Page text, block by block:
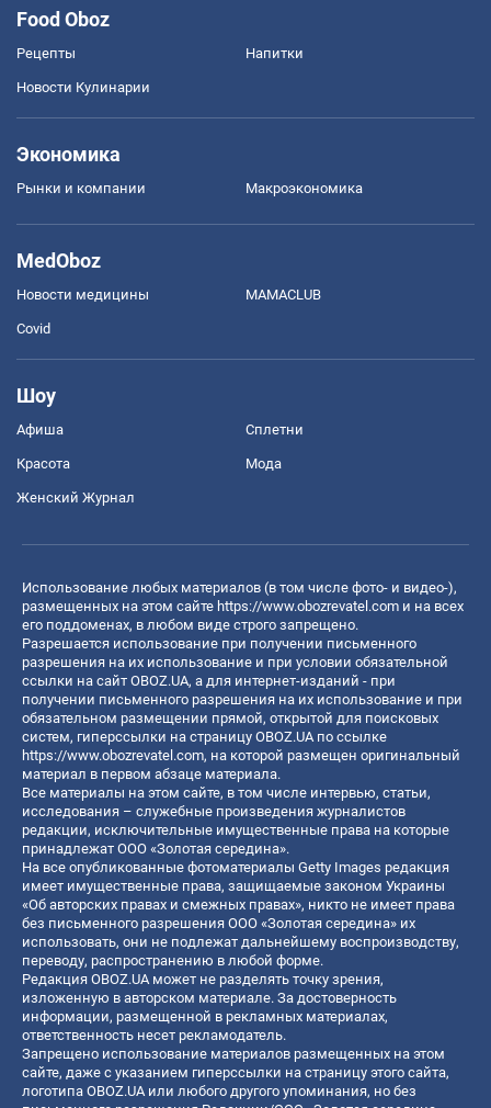
Food Oboz
Рецепты Напитки
Новости Кулинарии
Экономика
Рынки и компании Mакроэкономика
MedOboz
Новости медицины MAMACLUB
Covid
Шоу
Афиша Сплетни
Красота Мода
Женский Журнал
Использование любых материалов (в том числе фото- и видео-),
размещенных на этом сайте https://www.obozrevatel.com и на всех
его поддоменах, в любом виде строго запрещено.
Разрешается использование при получении письменного
разрешения на их использование и при условии обязательной
ссылки на сайт OBOZ.UA, а для интернет-изданий - при
получении письменного разрешения на их использование и при
обязательном размещении прямой, открытой для поисковых
систем, гиперссылки на страницу OBOZ.UA по ссылке
https://www.obozrevatel.com, на которой размещен оригинальный
материал в первом абзаце материала.
Все материалы на этом сайте, в том числе интервью, статьи,
исследования – служебные произведения журналистов
редакции, исключительные имущественные права на которые
принадлежат ООО «Золотая середина».
На все опубликованные фотоматериалы Getty Images редакция
имеет имущественные права, защищаемые законом Украины
«Об авторских правах и смежных правах», никто не имеет права
без письменного разрешения ООО «Золотая середина» их
использовать, они не подлежат дальнейшему воспроизводству,
переводу, распространению в любой форме.
Редакция OBOZ.UA может не разделять точку зрения,
изложенную в авторском материале. За достоверность
информации, размещенной в рекламных материалах,
ответственность несет рекламодатель.
Запрещено использование материалов размещенных на этом
сайте, даже с указанием гиперссылки на страницу этого сайта,
логотипа OBOZ.UA или любого другого упоминания, но без